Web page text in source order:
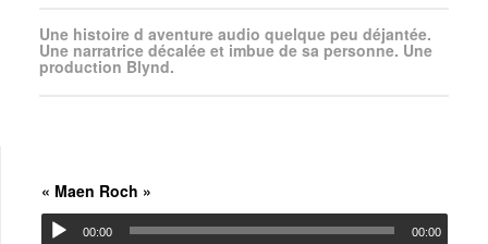
Une histoire d aventure audio quelque peu déjantée.
Une narratrice décalée et imbue de sa personne. Une
production Blynd.
« Maen Roch »
00:00 00:00